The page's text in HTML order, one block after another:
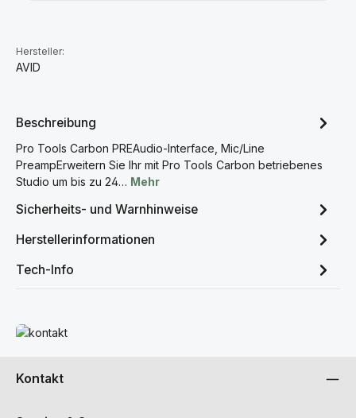
Hersteller:
AVID
Beschreibung
Pro Tools Carbon PREAudio-Interface, Mic/Line
PreampErweitern Sie Ihr mit Pro Tools Carbon betriebenes
Studio um bis zu 24… Mehr
Sicherheits- und Warnhinweise
Herstellerinformationen
Tech-Info
Mehr erfahren
Kontakt